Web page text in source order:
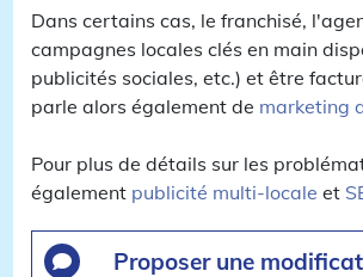
Dans certains cas, le franchisé,
campagnes locales clés en main
publicités sociales, etc.) et être
parle alors également de marketing
Pour plus de détails sur les
également publicité multi-locale et
Proposer une